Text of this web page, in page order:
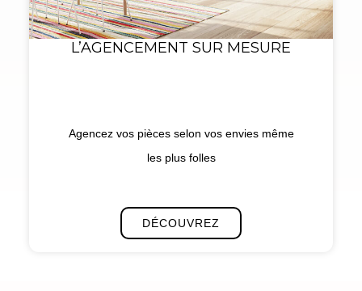
L’AGENCEMENT SUR MESURE
Agencez vos pièces selon vos envies même
les plus folles
DÉCOUVREZ